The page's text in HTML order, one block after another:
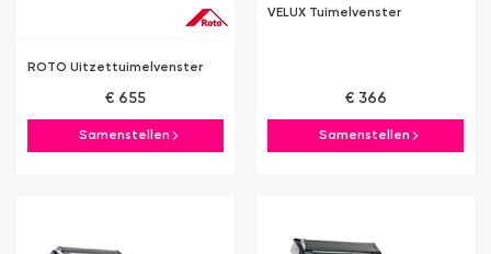
ROTO Uitzettuimelvenster
€ 655
Samenstellen
VELUX Tuimelvenster
€ 366
Samenstellen